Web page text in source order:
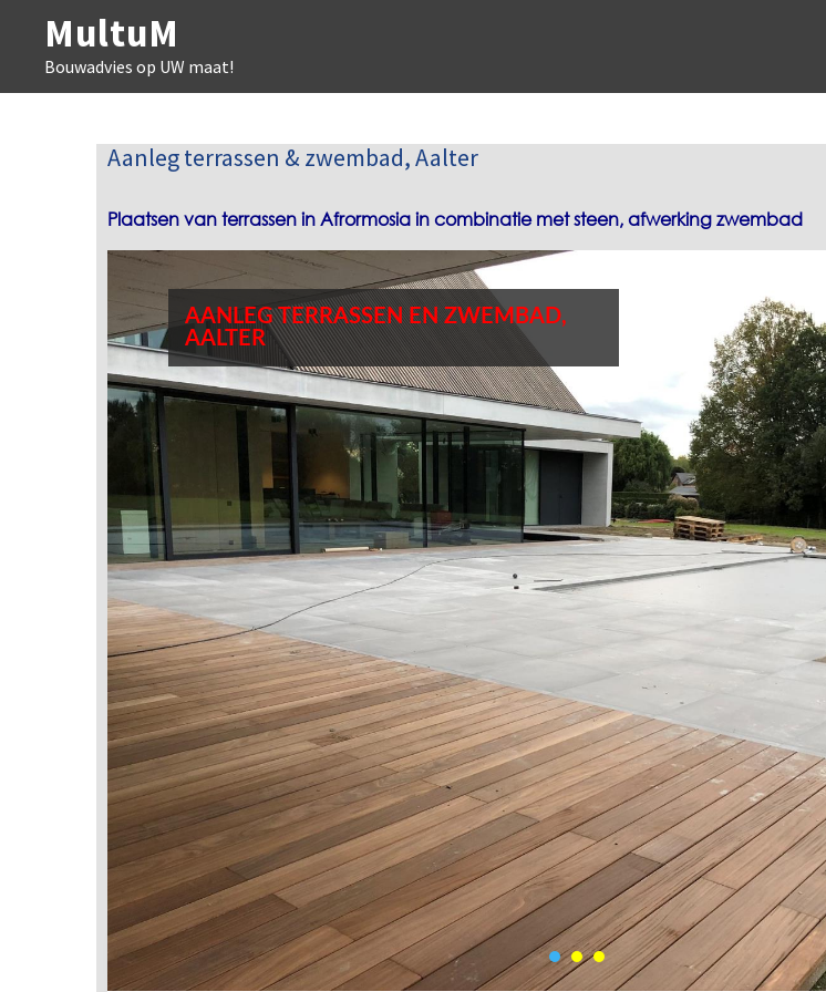
content
MultuM
Bouwadvies op UW maat!
Aanleg terrassen & zwembad, Aalter
Plaatsen van terrassen in Afrormosia in combinatie met steen, afwerking zwembad
AANLEG TERRASSEN EN ZWEMBAD,
AALTER